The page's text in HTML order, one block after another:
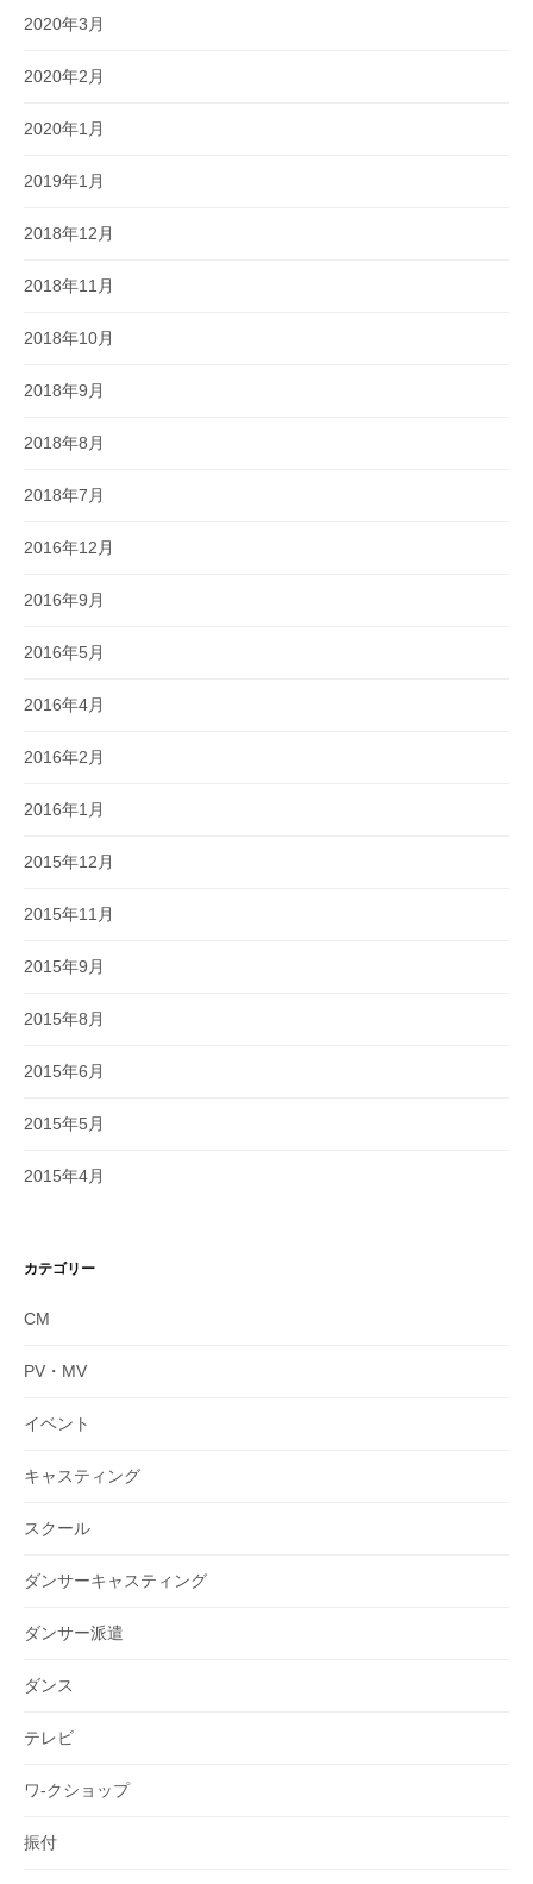
2020年3月
2020年2月
2020年1月
2019年1月
2018年12月
2018年11月
2018年10月
2018年9月
2018年8月
2018年7月
2016年12月
2016年9月
2016年5月
2016年4月
2016年2月
2016年1月
2015年12月
2015年11月
2015年9月
2015年8月
2015年6月
2015年5月
2015年4月
カテゴリー
CM
PV・MV
イベント
キャスティング
スクール
ダンサーキャスティング
ダンサー派遣
ダンス
テレビ
ワ-クショップ
振付